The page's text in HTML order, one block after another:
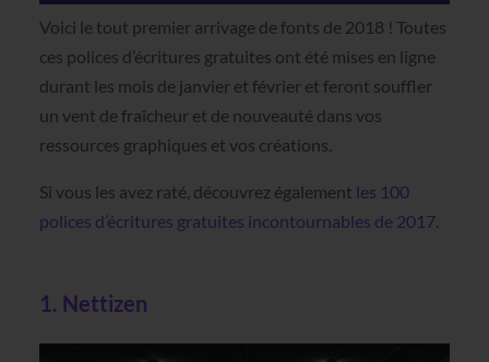
Voici le tout premier arrivage de fonts de 2018 ! Toutes
ces polices d’écritures gratuites ont été mises en ligne
durant les mois de janvier et février et feront souffler
un vent de fraîcheur et de nouveauté dans vos
ressources graphiques et vos créations.
Si vous les avez raté, découvrez également les 100
polices d’écritures gratuites incontournables de 2017.
1. Nettizen